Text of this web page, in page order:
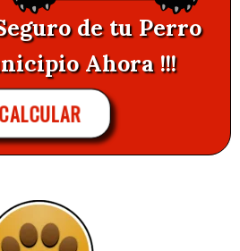
de tu Perro
Ahora !!!
CALCULAR